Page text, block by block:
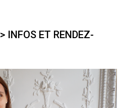
> INFOS ET RENDEZ-